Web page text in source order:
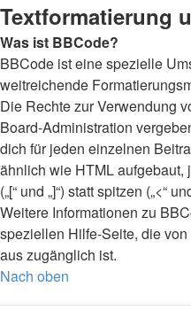
Textformatierung
Was ist BBCode?
BBCode ist eine spezielle
weitreichende
Die Rechte zur Verwendung
Board-Administration
dich für jeden einzelnen
ähnlich wie HTML aufgebaut,
(„[“ und „]“) statt spitzen („<“
Weitere Informationen zu
speziellen Hilfe-Seite, die
aus zugänglich ist.
Nach oben